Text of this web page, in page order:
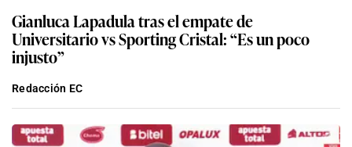
Gianluca Lapadula tras el empate de
Universitario vs Sporting Cristal: “Es un poco
injusto”
Redacción EC